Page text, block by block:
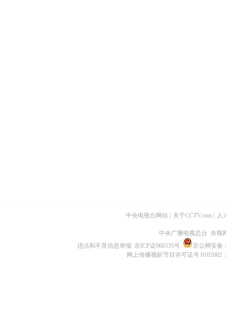
中央电视台网站 | 关于CCTV.com | 人
中央广播电视总台 央视
违法和不良信息举报 京ICP证060535号
京公网安备
网上传播视听节目许可证号 0102002